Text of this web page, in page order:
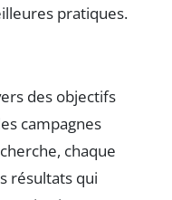
pratiques.
des objectifs
campagnes
chaque
résultats qui